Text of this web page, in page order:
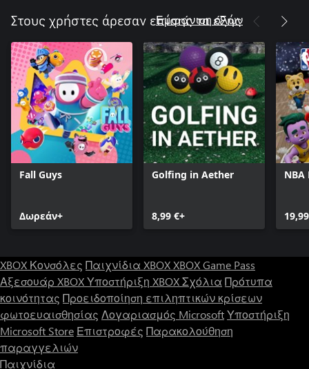
Στους χρήστες άρεσαν επίσης τα εξής
Εμφάνιση όλων
Fall Guys
Δωρεάν+
Golfing in Aether
8,99 €+
NBA
XBOX Κονσόλες Παιχνίδια XBOXXBOX Game Pass
Αξεσουάρ XBOXΥποστήριξη XBOXΣχόλια Πρότυπα
κοινότητας Προειδοποίηση επιληπτικών κρίσεων
φωτοευαισθησίας Λογαριασμός MicrosoftΥποστήριξη
Microsoft Store Επιστροφές Παρακολούθηση
παραγγελιών
Παιχνίδια